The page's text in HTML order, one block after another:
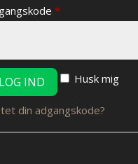
*Påkrævet
Husk mig
LOG IND
din adgangskode?